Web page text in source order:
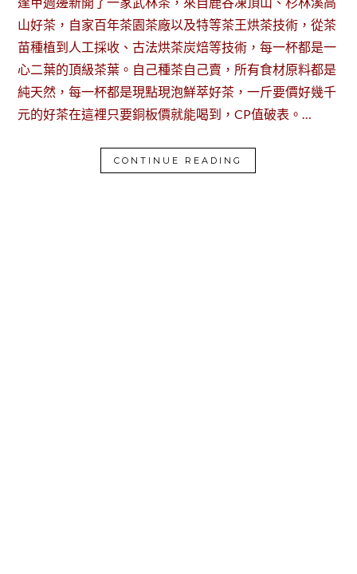
山好茶，自家百年茶園茶廠以及特等茶王烘茶技術，從茶
苗種植到人工採收、古法烘茶炭焙等技術，每一杯都是一
心二葉的頂級茶葉。自己種茶自己賣，所有食材原料都是
純天然，每一杯都是現點現泡鮮萃好茶，一斤要價好幾千
元的好茶在這裡只要銅板價就能喝到，CP值破表。…
CONTINUE READING